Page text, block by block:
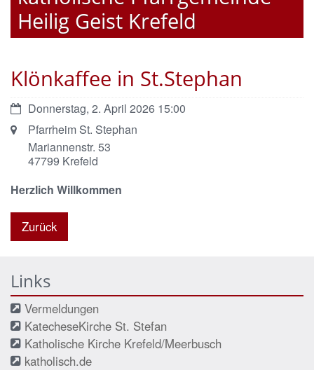
Heilig Geist Krefeld
Klönkaffee in St.Stephan
Datum:Donnerstag, 2. April 2026 15:00
Ort: Pfarrheim St. Stephan
Mariannenstr. 53
47799 Krefeld
Herzlich Willkommen
Zurück
Links
Vermeldungen
KatecheseKirche St. Stefan
Katholische Kirche Krefeld/Meerbusch
katholisch.de